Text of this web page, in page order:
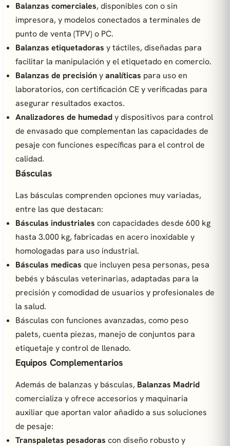
Balanzas comerciales, disponibles con o sin
impresora, y modelos conectados a terminales de
punto de venta (TPV) o PC.
Balanzas etiquetadoras y táctiles, diseñadas para
facilitar la manipulación y el etiquetado en comercio.
Balanzas de precisiónyanalíticas para uso en
laboratorios, con certificación CE y verificadas para
asegurar resultados exactos.
Analizadores de humedady dispositivos para control
de envasado que complementan las capacidades de
pesaje con funciones específicas para el control de
calidad.
Básculas
Las básculas comprenden opciones muy variadas,
entre las que destacan:
Básculas industriales con capacidades desde 600 kg
hasta 3.000 kg, fabricadas en acero inoxidable y
homologadas para uso industrial.
Básculas medicas que incluyen pesa personas, pesa
bebés y básculas veterinarias, adaptadas para la
precisión y comodidad de usuarios y profesionales de
la salud.
Básculas con funciones avanzadas, como peso
palets, cuenta piezas, manejo de conjuntos para
etiquetaje y control de llenado.
Equipos Complementarios
Además de balanzas y básculas, Balanzas Madrid
comercializa y ofrece accesorios y maquinaria
auxiliar que aportan valor añadido a sus soluciones
de pesaje:
Transpaletas pesadoras con diseño robusto y